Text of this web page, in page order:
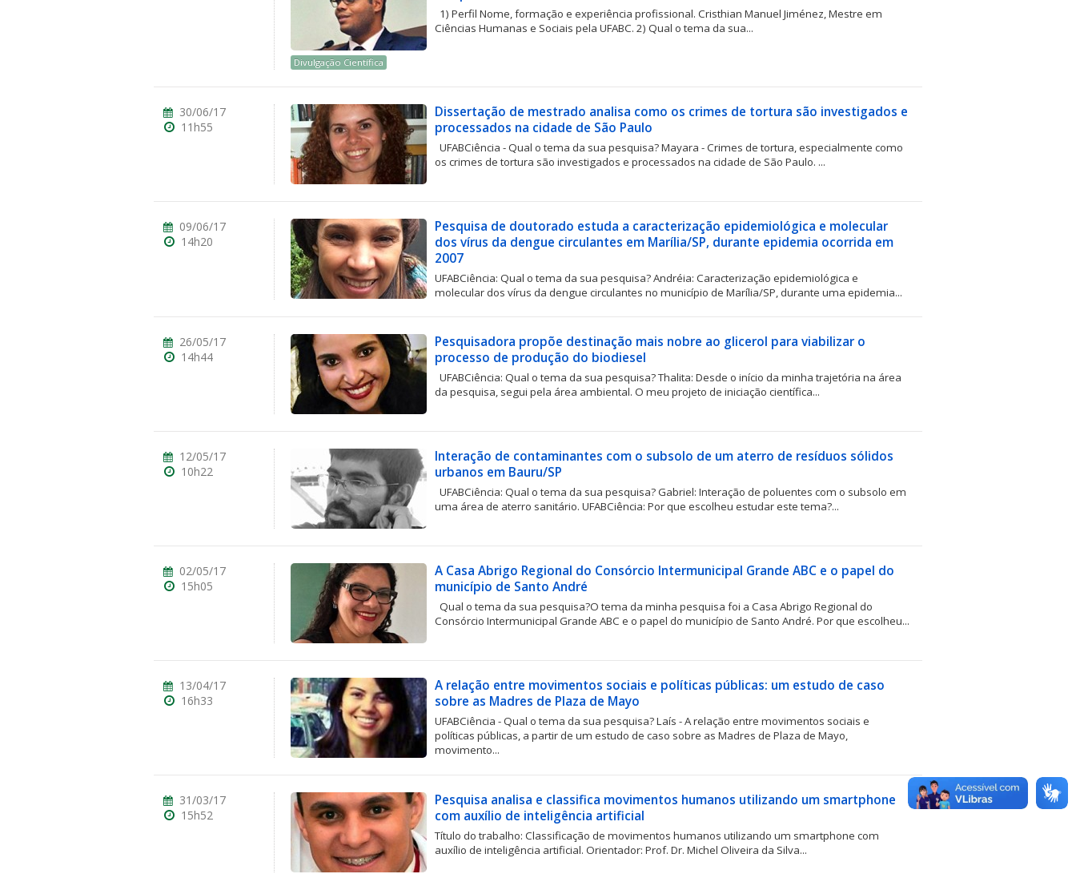
1) Perfil Nome, formação e experiência profissional. Cristhian Manuel Jiménez, Mestre em
Ciências Humanas e Sociais pela UFABC. 2) Qual o tema da sua...
Divulgação Científica
Dissertação de mestrado analisa como os crimes de tortura são investigados e
processados na cidade de São Paulo
UFABCiência - Qual o tema da sua pesquisa? Mayara - Crimes de tortura, especialmente como
os crimes de tortura são investigados e processados na cidade de São Paulo. ...
30/06/17
11h55
Pesquisa de doutorado estuda a caracterização epidemiológica e molecular
dos vírus da dengue circulantes em Marília/SP, durante epidemia ocorrida em
2007
UFABCiência: Qual o tema da sua pesquisa? Andréia: Caracterização epidemiológica e
molecular dos vírus da dengue circulantes no município de Marília/SP, durante uma epidemia...
09/06/17
14h20
Pesquisadora propõe destinação mais nobre ao glicerol para viabilizar o
processo de produção do biodiesel
UFABCiência: Qual o tema da sua pesquisa? Thalita: Desde o início da minha trajetória na área
da pesquisa, segui pela área ambiental. O meu projeto de iniciação científica...
26/05/17
14h44
Interação de contaminantes com o subsolo de um aterro de resíduos sólidos
urbanos em Bauru/SP
UFABCiência: Qual o tema da sua pesquisa? Gabriel: Interação de poluentes com o subsolo em
uma área de aterro sanitário. UFABCiência: Por que escolheu estudar este tema?...
12/05/17
10h22
A Casa Abrigo Regional do Consórcio Intermunicipal Grande ABC e o papel do
município de Santo André
Qual o tema da sua pesquisa?O tema da minha pesquisa foi a Casa Abrigo Regional do
Consórcio Intermunicipal Grande ABC e o papel do município de Santo André. Por que escolheu...
02/05/17
15h05
A relação entre movimentos sociais e políticas públicas: um estudo de caso
sobre as Madres de Plaza de Mayo
UFABCiência - Qual o tema da sua pesquisa? Laís - A relação entre movimentos sociais e
políticas públicas, a partir de um estudo de caso sobre as Madres de Plaza de Mayo,
movimento...
13/04/17
16h33
Pesquisa analisa e classifica movimentos humanos utilizando um smartphone
com auxílio de inteligência artificial
Título do trabalho: Classificação de movimentos humanos utilizando um smartphone com
auxílio de inteligência artificial. Orientador: Prof. Dr. Michel Oliveira da Silva...
31/03/17
15h52